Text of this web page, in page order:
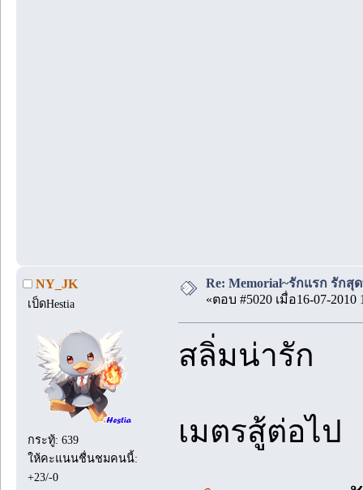
NY_JK
เป็ดHestia
กระทู้: 639
ให้คะแนนชื่นชมคนนี้:
+23/-0
Re: Memorial~รักแรก รักสุ
«ตอบ #5020 เมื่อ16-07-2010
สลิ่มน่ารัก
เมตรสู้ต่อไป